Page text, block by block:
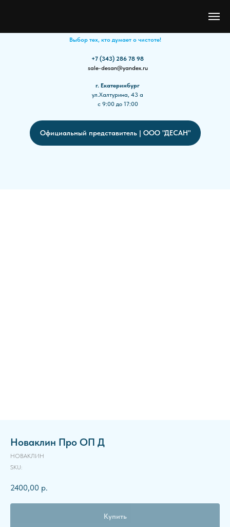
Выбор тех, кто думает о чистоте!
+7 (343) 286 78 98
sale-desan@yandex.ru
г. Екатеринбург
ул.Халтурина, 43 а
с 9:00 до 17:00
Официальный представитель | ООО "ДЕСАН"
Новаклин Про ОП Д
НОВАКЛИН
SKU:
2400,00 р.
Купить